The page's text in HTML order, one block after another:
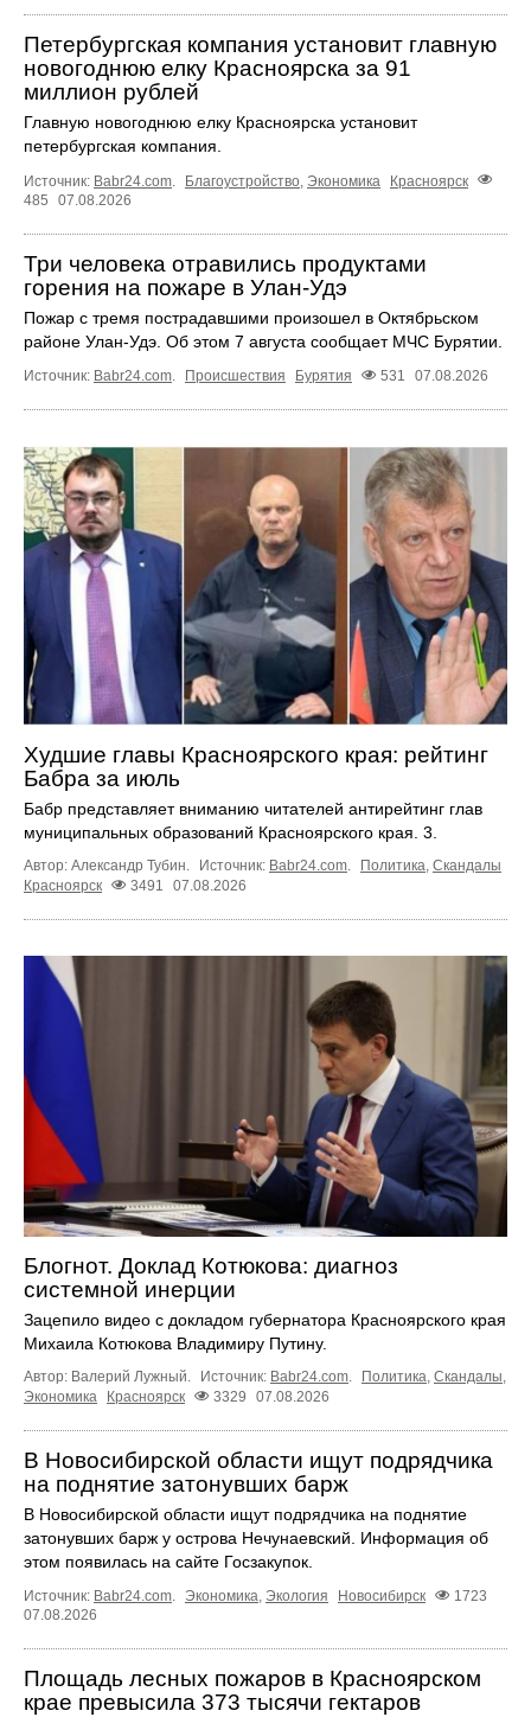
Петербургская компания установит главную
новогоднюю елку Красноярска за 91
миллион рублей
Главную новогоднюю елку Красноярска установит
петербургская компания.
Источник: Babr24.com Благоустройство Экономика
Красноярск
485
07.08.2026
Три человека отравились продуктами
горения на пожаре в Улан-Удэ
Пожар с тремя пострадавшими произошел в Октябрьском
районе Улан-Удэ. Об этом 7 августа сообщает МЧС Бурятии.
Источник: Babr24.com Происшествия Бурятия 531 07.08.2026
Худшие главы Красноярского края: рейтинг
Бабра за июль
Бабр представляет вниманию читателей антирейтинг глав
муниципальных образований Красноярского края. 3.
Автор: Александр Тубин. Источник: Babr24.com. Политика, Скандалы
Красноярск
3491 07.08.2026
Блогнот. Доклад Котюкова: диагноз
системной инерции
Зацепило видео с докладом губернатора Красноярского края
Михаила Котюкова Владимиру Путину.
Автор: Валерий Лужный. Источник: Babr24.com. Политика, Скандалы,
Экономика
Красноярск 3329 07.08.2026
В Новосибирской области ищут подрядчика
на поднятие затонувших барж
В Новосибирской области ищут подрядчика на поднятие
затонувших барж у острова Нечунаевский. Информация об
этом появилась на сайте Госзакупок.
Источник: Babr24.com. Экономика, Экология Новосибирск
1723
07.08.2026
Площадь лесных пожаров в Красноярском
крае превысила 373 тысячи гектаров